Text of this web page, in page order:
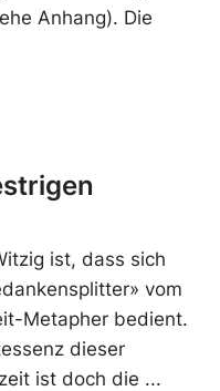
Anhang). Die
ist, dass sich
vom
Metapher bedient.
dieser
ist doch die